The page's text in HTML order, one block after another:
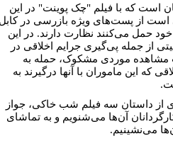
است که با فیلم "چک پوینت" در این
است از پست‌های ویژه بازرسی در
حمل می‌کنند نظارت دارند. در این
از جمله پی‌گیری جرایم اخلاقی در
مشاهده موردی مشکوک، حمله به
که این ماموران با آنها درگیرند به
از داستان سه فیلم شب خاکی، جواز
آن‌ها می‌شنویم و به تماشای
می‌نشینیم.